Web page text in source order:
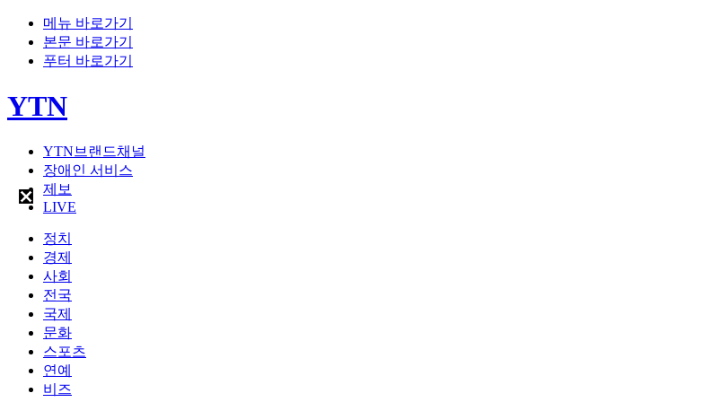
메뉴 바로가기
본문 바로가기
푸터 바로가기
YTN
YTN브랜드채널
장애인 서비스
제보
LIVE
정치
경제
사회
전국
국제
문화
스포츠
연예
비즈